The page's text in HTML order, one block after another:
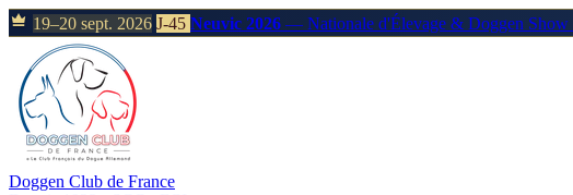
19–20 sept. 2026 J-45 Neuvic 2026 — Nationale d'Élevage & Doggen Show
Doggen Club de France